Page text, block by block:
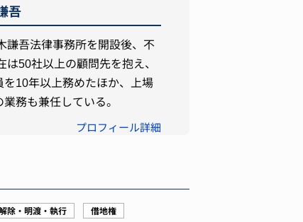
吾
謙吾法律事務所を開設後、不
50社以上の顧問先を抱え、
10年以上務めたほか、上場
務も兼任している。
プロフィール詳細
除・明渡・執行
借地権